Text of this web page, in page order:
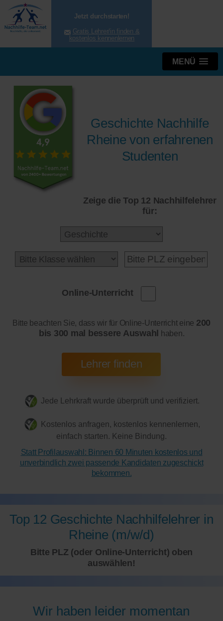
Jetzt durchstarten!
Gratis Lehrer/in finden &
kostenlos kennenlernen
MENÜ
Geschichte Nachhilfe
Rheine von erfahrenen
Studenten
Zeige die Top 12 Nachhilfelehrer
für:
Online-Unterricht
Bitte beachten Sie, dass wir für Online-Unterricht eine 200
bis 300 mal bessere Auswahl haben.
Jede Lehrkraft wurde überprüft und verifiziert.
Kostenlos anfragen, kostenlos kennenlernen,
einfach starten. Keine Bindung.
Statt Profilauswahl: Binnen 60 Minuten kostenlos und
unverbindlich zwei passende Kandidaten zugeschickt
bekommen.
Top 12 Geschichte Nachhilfelehrer in
Rheine (m/w/d)
Bitte PLZ (oder Online-Unterricht) oben
auswählen!
Wir haben leider momentan